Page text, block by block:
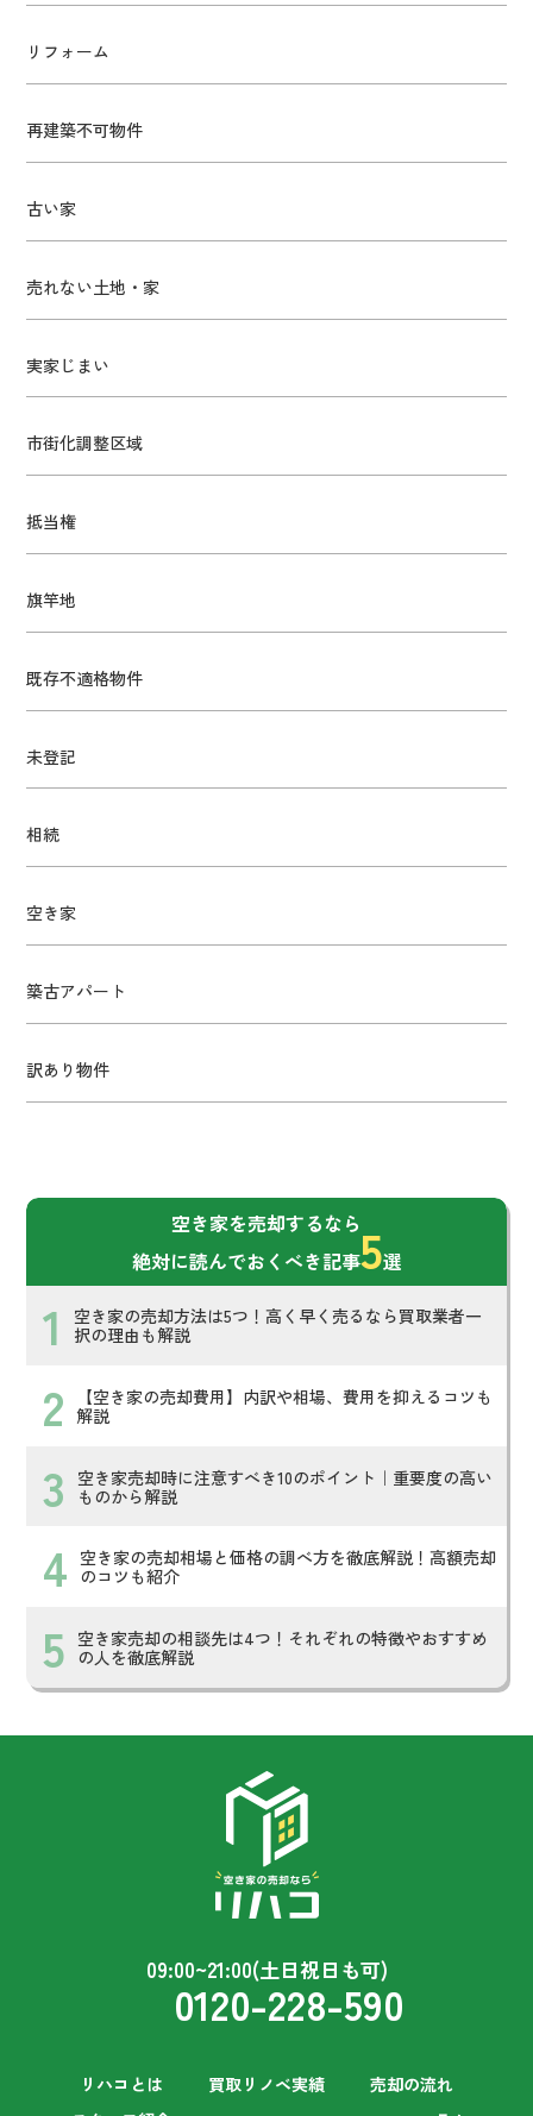
リフォーム
再建築不可物件
古い家
売れない土地・家
実家じまい
市街化調整区域
抵当権
旗竿地
既存不適格物件
未登記
相続
空き家
築古アパート
訳あり物件
空き家を売却するなら
絶対に読んでおくべき記事5選
空き家の売却方法は5つ！高く早く売るなら買取業者一
択の理由も解説
【空き家の売却費用】内訳や相場、費用を抑えるコツも
解説
空き家売却時に注意すべき10のポイント｜重要度の高い
ものから解説
空き家の売却相場と価格の調べ方を徹底解説！高額売却
のコツも紹介
空き家売却の相談先は4つ！それぞれの特徴やおすすめ
の人を徹底解説
リハコとは 買取リノベ実績
売却の流れ
09:00~21:00(土日祝日も可)
0120-228-590